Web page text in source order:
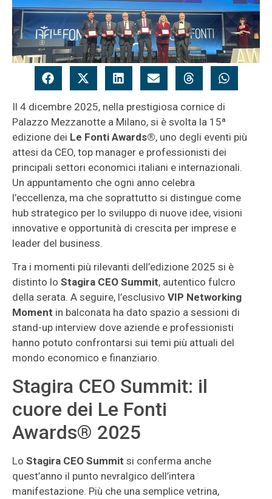
Il 4 dicembre 2025, nella prestigiosa cornice di
Palazzo Mezzanotte a Milano, si è svolta la 15ª
edizione dei Le Fonti Awards®, uno degli eventi più
attesi da CEO, top manager e professionisti dei
principali settori economici italiani e internazionali.
Un appuntamento che ogni anno celebra
l’eccellenza, ma che soprattutto si distingue come
hub strategico per lo sviluppo di nuove idee, visioni
innovative e opportunità di crescita per imprese e
leader del business.
Tra i momenti più rilevanti dell’edizione 2025 si è
distinto lo Stagira CEO Summit, autentico fulcro
della serata. A seguire, l’esclusivo VIP Networking
Moment in balconata ha dato spazio a sessioni di
stand-up interview dove aziende e professionisti
hanno potuto confrontarsi sui temi più attuali del
mondo economico e finanziario.
Stagira CEO Summit: il
cuore dei Le Fonti
Awards® 2025
Lo Stagira CEO Summit si conferma anche
quest’anno il punto nevralgico dell’intera
manifestazione. Più che una semplice vetrina,